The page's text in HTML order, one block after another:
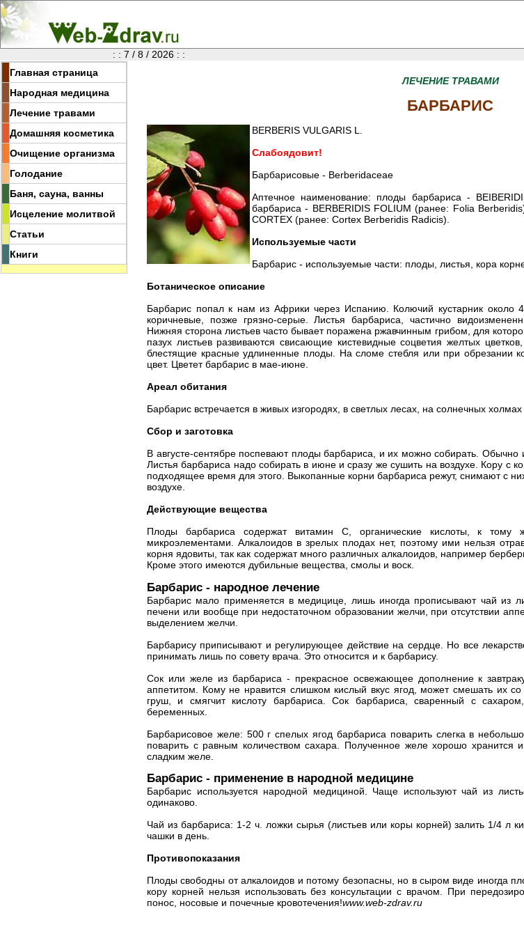
: : 7 / 8 / 2026 : :
Главная страница
Народная медицина
Лечение травами
Домашняя косметика
Очищение организма
Голодание
Баня, сауна, ванны
Исцеление молитвой
Статьи
Книги
ЛЕЧЕНИЕ ТРАВАМИ
БАРБАРИС
BERBERIS VULGARIS L.
Слабоядовит!
Барбарисовые - Berberidaceae
Аптечное наименование: плоды барбариса -
барбариса - BERBERIDIS FOLIUM (ранее: Folia
CORTEX (ранее: Cortex Berberidis Radicis).
Используемые части
Барбарис - используемые части: плоды, листья, кора
Ботаническое описание
Барбарис попал к нам из Африки через Испанию. Колючий кустарник около
коричневые, позже грязно-серые. Листья барбариса, частично
Нижняя сторона листьев часто бывает поражена ржавчинным грибом, для
пазух листьев развиваются свисающие кистевидные соцветия желтых
блестящие красные удлиненные плоды. На сломе стебля или при обрезании
цвет. Цветет барбарис в мае-июне.
Ареал обитания
Барбарис встречается в живых изгородях, в светлых лесах, на солнечных холмах
Сбор и заготовка
В августе-сентябре поспевают плоды барбариса, и их можно собирать. Обычно
Листья барбариса надо собирать в июне и сразу же сушить на воздухе. Кору с
подходящее время для этого. Выкопанные корни барбариса режут, снимают с
воздухе.
Действующие вещества
Плоды барбариса содержат витамин С, органические кислоты, к
микроэлементами. Алкалоидов в зрелых плодах нет, поэтому ими нельзя
корня ядовиты, так как содержат много различных алкалоидов, например
Кроме этого имеются дубильные вещества, смолы и воск.
Барбарис - народное лечение
Барбарис мало применяется в медицице, лишь иногда прописывают чай из
печени или вообще при недостаточном образовании желчи, при отсутствии
выделением желчи.
Барбарису приписывают и регулирующее действие на сердце. Но все
принимать лишь по совету врача. Это относится и к барбарису.
Сок или желе из барбариса - прекрасное освежающее дополнение к
аппетитом. Кому не нравится слишком кислый вкус ягод, может смешать их
груш, и смягчит кислоту барбариса. Сок барбариса, сваренный с
беременных.
Барбарисовое желе: 500 г спелых ягод барбариса поварить слегка в
поварить с равным количеством сахара. Полученное желе хорошо хранится
сладким желе.
Барбарис - применение в народной медицине
Барбарис используется народной медициной. Чаще используют чай из
одинаково.
Чай из барбариса: 1-2 ч. ложки сырья (листьев или коры корней) залить 1/4 л
чашки в день.
Противопоказания
Плоды свободны от алкалоидов и потому безопасны, но в сыром виде иногда
кору корней нельзя использовать без консультации с врачом. При
понос, носовые и почечные кровотечения!www.web-zdrav.ru